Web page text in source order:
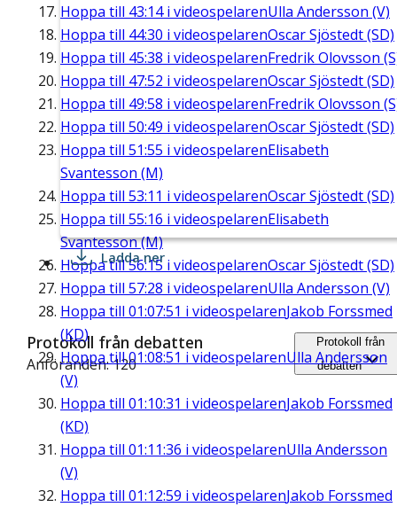
Hoppa till 43:14i videospelarenUlla Andersson (V)
Hoppa till 44:30 i videospelarenOscar Sjöstedt (SD)
Hoppa till 45:38 i videospelarenFredrik Olovsson
Hoppa till 47:52 i videospelarenOscar Sjöstedt (SD)
Hoppa till 49:58 i videospelarenFredrik Olovsson
Hoppa till 50:49 i videospelarenOscar Sjöstedt (SD)
Hoppa till 51:55 i videospelarenElisabeth
Svantesson (M)
Hoppa till 53:11 i videospelarenOscar Sjöstedt (SD)
Hoppa till 55:16 i videospelarenElisabeth
Svantesson (M)
Hoppa till56:15 i videospelarenOscar Sjöstedt (SD)
Hoppa till 57:28 i videospelarenUlla Andersson (V)
Hoppa till 01:07:51 i videospelarenJakob Forssmed
(KD)
Hoppa till01:08:51 i videospelarenUlla Andersson
(V)
Hoppa till 01:10:31 i videospelarenJakob Forssmed
(KD)
Hoppa till 01:11:36 i videospelarenUlla Andersson
(V)
Hoppa till 01:12:59 i videospelarenJakob Forssmed
Ladda ner
Protokoll från debatten
Anföranden: 120
Protokoll från
debatten